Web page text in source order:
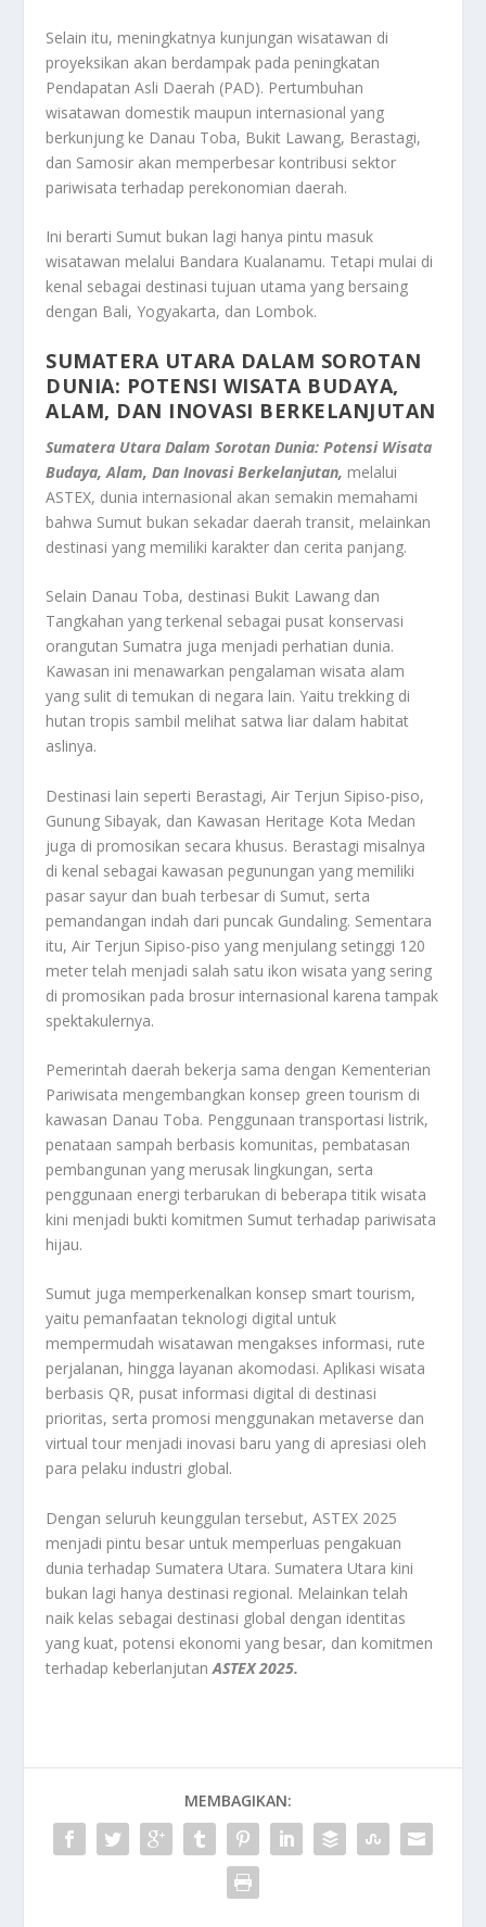
Selain itu, meningkatnya kunjungan wisatawan di
proyeksikan akan berdampak pada peningkatan
Pendapatan Asli Daerah (PAD). Pertumbuhan
wisatawan domestik maupun internasional yang
berkunjung ke Danau Toba, Bukit Lawang, Berastagi,
dan Samosir akan memperbesar kontribusi sektor
pariwisata terhadap perekonomian daerah.
Ini berarti Sumut bukan lagi hanya pintu masuk
wisatawan melalui Bandara Kualanamu. Tetapi mulai di
kenal sebagai destinasi tujuan utama yang bersaing
dengan Bali, Yogyakarta, dan Lombok.
SUMATERA UTARA DALAM SOROTAN
DUNIA: POTENSI WISATA BUDAYA,
ALAM, DAN INOVASI BERKELANJUTAN
Sumatera Utara Dalam Sorotan Dunia: Potensi Wisata
Budaya, Alam, Dan Inovasi Berkelanjutan, melalui
ASTEX, dunia internasional akan semakin memahami
bahwa Sumut bukan sekadar daerah transit, melainkan
destinasi yang memiliki karakter dan cerita panjang.
Selain Danau Toba, destinasi Bukit Lawang dan
Tangkahan yang terkenal sebagai pusat konservasi
orangutan Sumatra juga menjadi perhatian dunia.
Kawasan ini menawarkan pengalaman wisata alam
yang sulit di temukan di negara lain. Yaitu trekking di
hutan tropis sambil melihat satwa liar dalam habitat
aslinya.
Destinasi lain seperti Berastagi, Air Terjun Sipiso-piso,
Gunung Sibayak, dan Kawasan Heritage Kota Medan
juga di promosikan secara khusus. Berastagi misalnya
di kenal sebagai kawasan pegunungan yang memiliki
pasar sayur dan buah terbesar di Sumut, serta
pemandangan indah dari puncak Gundaling. Sementara
itu, Air Terjun Sipiso-piso yang menjulang setinggi 120
meter telah menjadi salah satu ikon wisata yang sering
di promosikan pada brosur internasional karena tampak
spektakulernya.
Pemerintah daerah bekerja sama dengan Kementerian
Pariwisata mengembangkan konsep green tourism di
kawasan Danau Toba. Penggunaan transportasi listrik,
penataan sampah berbasis komunitas, pembatasan
pembangunan yang merusak lingkungan, serta
penggunaan energi terbarukan di beberapa titik wisata
kini menjadi bukti komitmen Sumut terhadap pariwisata
hijau.
Sumut juga memperkenalkan konsep smart tourism,
yaitu pemanfaatan teknologi digital untuk
mempermudah wisatawan mengakses informasi, rute
perjalanan, hingga layanan akomodasi. Aplikasi wisata
berbasis QR, pusat informasi digital di destinasi
prioritas, serta promosi menggunakan metaverse dan
virtual tour menjadi inovasi baru yang di apresiasi oleh
para pelaku industri global.
Dengan seluruh keunggulan tersebut, ASTEX 2025
menjadi pintu besar untuk memperluas pengakuan
dunia terhadap Sumatera Utara. Sumatera Utara kini
bukan lagi hanya destinasi regional. Melainkan telah
naik kelas sebagai destinasi global dengan identitas
yang kuat, potensi ekonomi yang besar, dan komitmen
terhadap keberlanjutanASTEX 2025.
MEMBAGIKAN: